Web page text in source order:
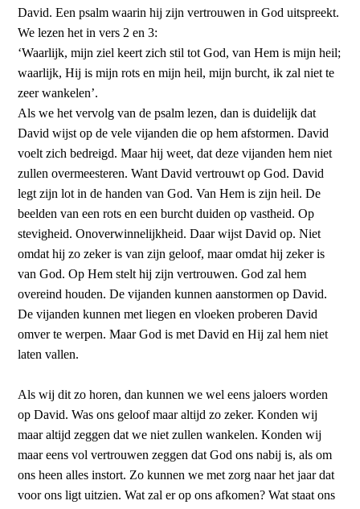
David. Een psalm waarin hij zijn vertrouwen in God uitspreekt.
We lezen het in vers 2 en 3:
‘Waarlijk, mijn ziel keert zich stil tot God, van Hem is mijn heil;
waarlijk, Hij is mijn rots en mijn heil, mijn burcht, ik zal niet te
zeer wankelen’.
Als we het vervolg van de psalm lezen, dan is duidelijk dat
David wijst op de vele vijanden die op hem afstormen. David
voelt zich bedreigd. Maar hij weet, dat deze vijanden hem niet
zullen overmeesteren. Want David vertrouwt op God. David
legt zijn lot in de handen van God. Van Hem is zijn heil. De
beelden van een rots en een burcht duiden op vastheid. Op
stevigheid. Onoverwinnelijkheid. Daar wijst David op. Niet
omdat hij zo zeker is van zijn geloof, maar omdat hij zeker is
van God. Op Hem stelt hij zijn vertrouwen. God zal hem
overeind houden. De vijanden kunnen aanstormen op David.
De vijanden kunnen met liegen en vloeken proberen David
omver te werpen. Maar God is met David en Hij zal hem niet
laten vallen.
Als wij dit zo horen, dan kunnen we wel eens jaloers worden
op David. Was ons geloof maar altijd zo zeker. Konden wij
maar altijd zeggen dat we niet zullen wankelen. Konden wij
maar eens vol vertrouwen zeggen dat God ons nabij is, als om
ons heen alles instort. Zo kunnen we met zorg naar het jaar dat
voor ons ligt uitzien. Wat zal er op ons afkomen? Wat staat ons